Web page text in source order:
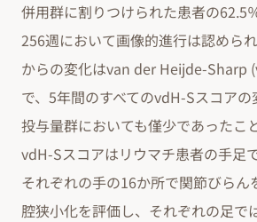
併用群に割りつけられた患者の62.5
256週において画像的進行は認めら
からの変化はvan der Heijde-Sharp
で、5年間のすべてのvdH-Sスコア
投与量群においても僅少であったこ
vdH-Sスコアはリウマチ患者の手足
それぞれの手の16か所で関節びらん
腔狭小化を評価し、それぞれの足で